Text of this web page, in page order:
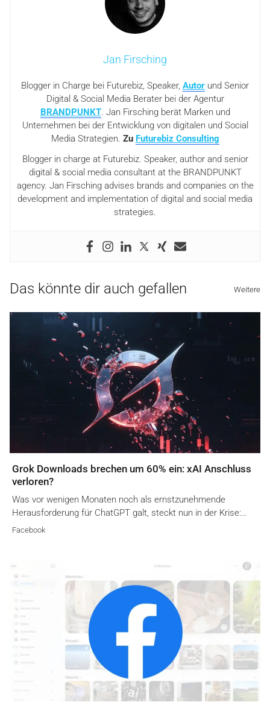
Jan Firsching
Blogger in Charge bei Futurebiz, Speaker, Autor und Senior
Digital & Social Media Berater bei der Agentur
BRANDPUNKT. Jan Firsching berät Marken und
Unternehmen bei der Entwicklung von digitalen und Social
Media Strategien. Zu Futurebiz Consulting
Blogger in charge at Futurebiz. Speaker, author and senior
digital & social media consultant at the BRANDPUNKT
agency. Jan Firsching advises brands and companies on the
development and implementation of digital and social media
strategies.
Das könnte dir auch gefallen Weitere
Grok Downloads brechen um 60% ein: xAI Anschluss
verloren?
Was vor wenigen Monaten noch als ernstzunehmende
Herausforderung für ChatGPT galt, steckt nun in der Krise:…
Facebook